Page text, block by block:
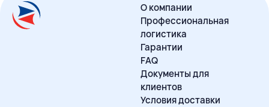
О компании
Профессиональная
логистика
Гарантии
FAQ
Документы для
клиентов
Условия доставки